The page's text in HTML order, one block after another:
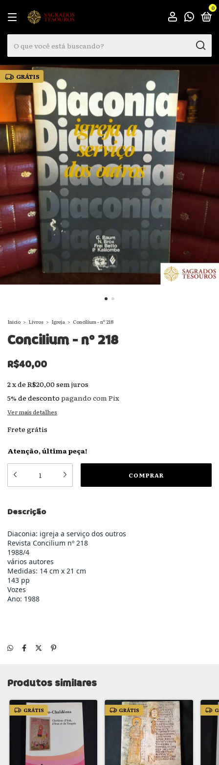
0
GRÁTIS
Início > Livros > Igreja > Concilium - nº 218
Concilium - nº 218
R$40,00
2xde R$20,00 sem juros
5% de desconto pagando com Pix
Ver mais detalhes
Frete grátis
Atenção, última peça!
Descrição
Diaconia: igreja a serviço dos outros
Revista Concilium nº 218
1988/4
vários autores
Medidas: 14 cm x 21 cm
143 pp
Vozes
Ano: 1988
Produtos similares
GRÁTIS GRÁTIS